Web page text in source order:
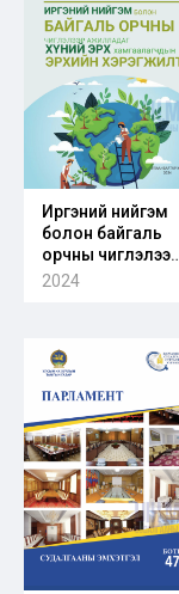
Иргэний нийгэм
болон байгаль
орчны чиглэлээр
ажилладаг хүний
2024